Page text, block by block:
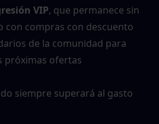
VIP, que permanece sin
con compras con descuento
de la comunidad para
próximas ofertas
siempre superará al gasto